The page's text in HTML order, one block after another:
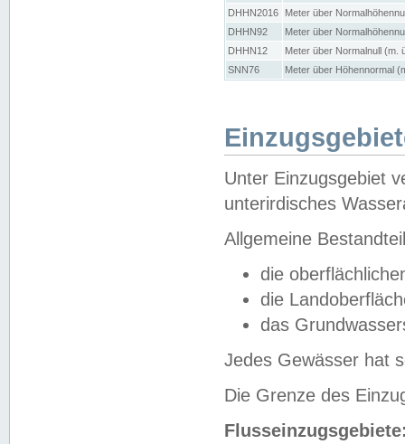
DHHN2016
Meter über
DHHN92
Meter über
DHHN12
Meter über Normalnull (m.
SNN76
Meter über Höhennormal
Unter Einzugsgebiet
unterirdisches
Allgemeine
die
die
das
Jedes Gewässer hat
Die Grenze des